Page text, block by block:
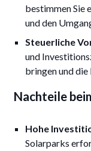
bestimmen Sie
und den
Steuerliche
und
bringen und
Nachteile
Hohe
Solarparks